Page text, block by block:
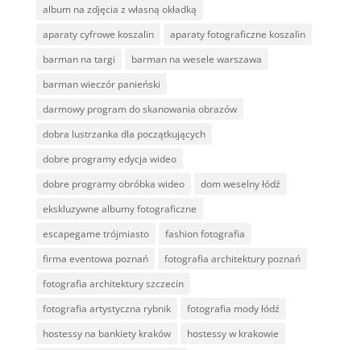
album na zdjęcia z własną okładką
aparaty cyfrowe koszalin
aparaty fotograficzne koszalin
barman na targi
barman na wesele warszawa
barman wieczór panieński
darmowy program do skanowania obrazów
dobra lustrzanka dla początkujących
dobre programy edycja wideo
dobre programy obróbka wideo
dom weselny łódź
ekskluzywne albumy fotograficzne
escapegame trójmiasto
fashion fotografia
firma eventowa poznań
fotografia architektury poznań
fotografia architektury szczecin
fotografia artystyczna rybnik
fotografia mody łódź
hostessy na bankiety kraków
hostessy w krakowie